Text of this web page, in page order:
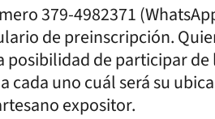
379-4982371
de preinscripción.
de participar de
cada uno cuál será su
expositor.